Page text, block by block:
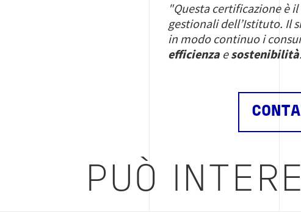
"Questa certificazione è
gestionali dell’Istituto. Il
in modo continuo i
efficienza esostenibilità
PUÒ